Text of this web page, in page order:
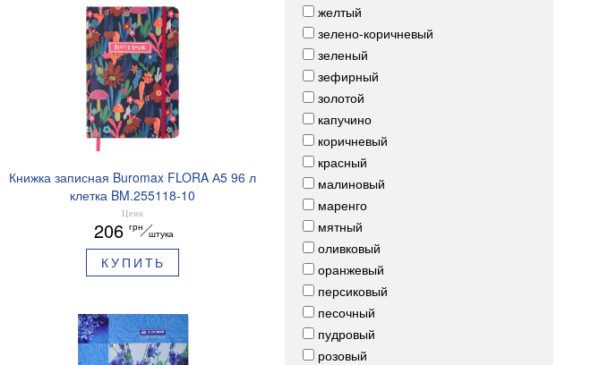
Книжка записная Buromax FLORA А5 96 л
клетка BM.255118-10
Цена
206 грн
штука
КУПИТЬ
желтый
зелено-коричневый
зеленый
зефирный
золотой
капучино
коричневый
красный
малиновый
маренго
мятный
оливковый
оранжевый
персиковый
песочный
пудровый
розовый